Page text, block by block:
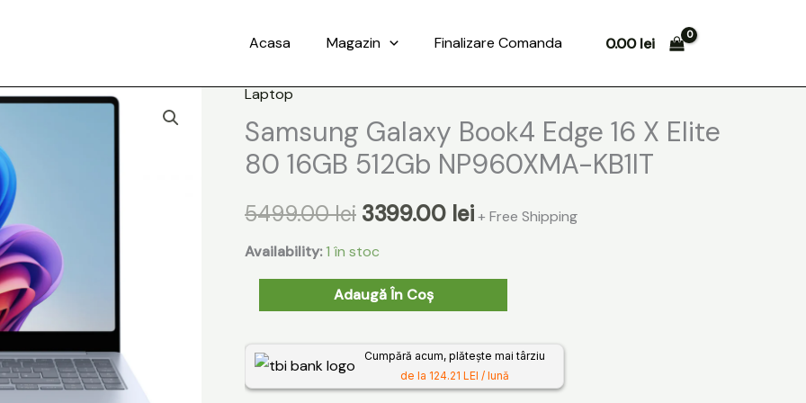
Acasa Magazin Finalizare Comanda 0.00lei
Laptop
Samsung Galaxy Book4 Edge 16 X Elite
80 16GB 512Gb NP960XMA-KB1IT
5499.00lei
inițial
fost:
5499.00 lei.
3399.00 lei
curent
3399.00 lei.
+ Free Shipping
Availability:1 în stoc
Cantitate
Samsung
Galaxy
Book4
Edge
X
Elite
80
512Gb
NP960XMA-
Adaugă În Coș
Cumpără acum, plătește mai târziu
de la 124.21 LEI / lună